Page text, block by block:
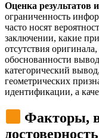
Оценка результатов
ограниченность
часто носят
заключении, какие
отсутствия
обоснованности
категорический
геометрических
идентификации, а
Факторы,